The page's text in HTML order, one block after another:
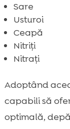
Sare
Usturoi
Ceapă
Nitriți
Nitrați
Adoptând
capabili să
optimală,